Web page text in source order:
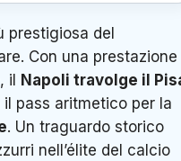
prestigiosa del
Con una prestazione
il
Napoli travolge il
pass aritmetico per la
. Un traguardo storico
nell’élite del calcio